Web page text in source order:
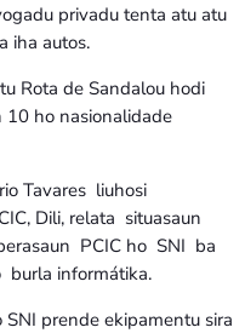
privadu tenta atu atu
iha autos.
Rota de Sandalou hodi
10 ho nasionalidade
Tavares liuhosi
Dili, relata situasaun
PCIC ho SNI ba
burla informátika.
SNI prende ekipamentu sira